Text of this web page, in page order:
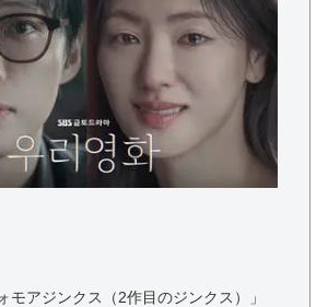
モアジンクス（2作目のジンクス）」